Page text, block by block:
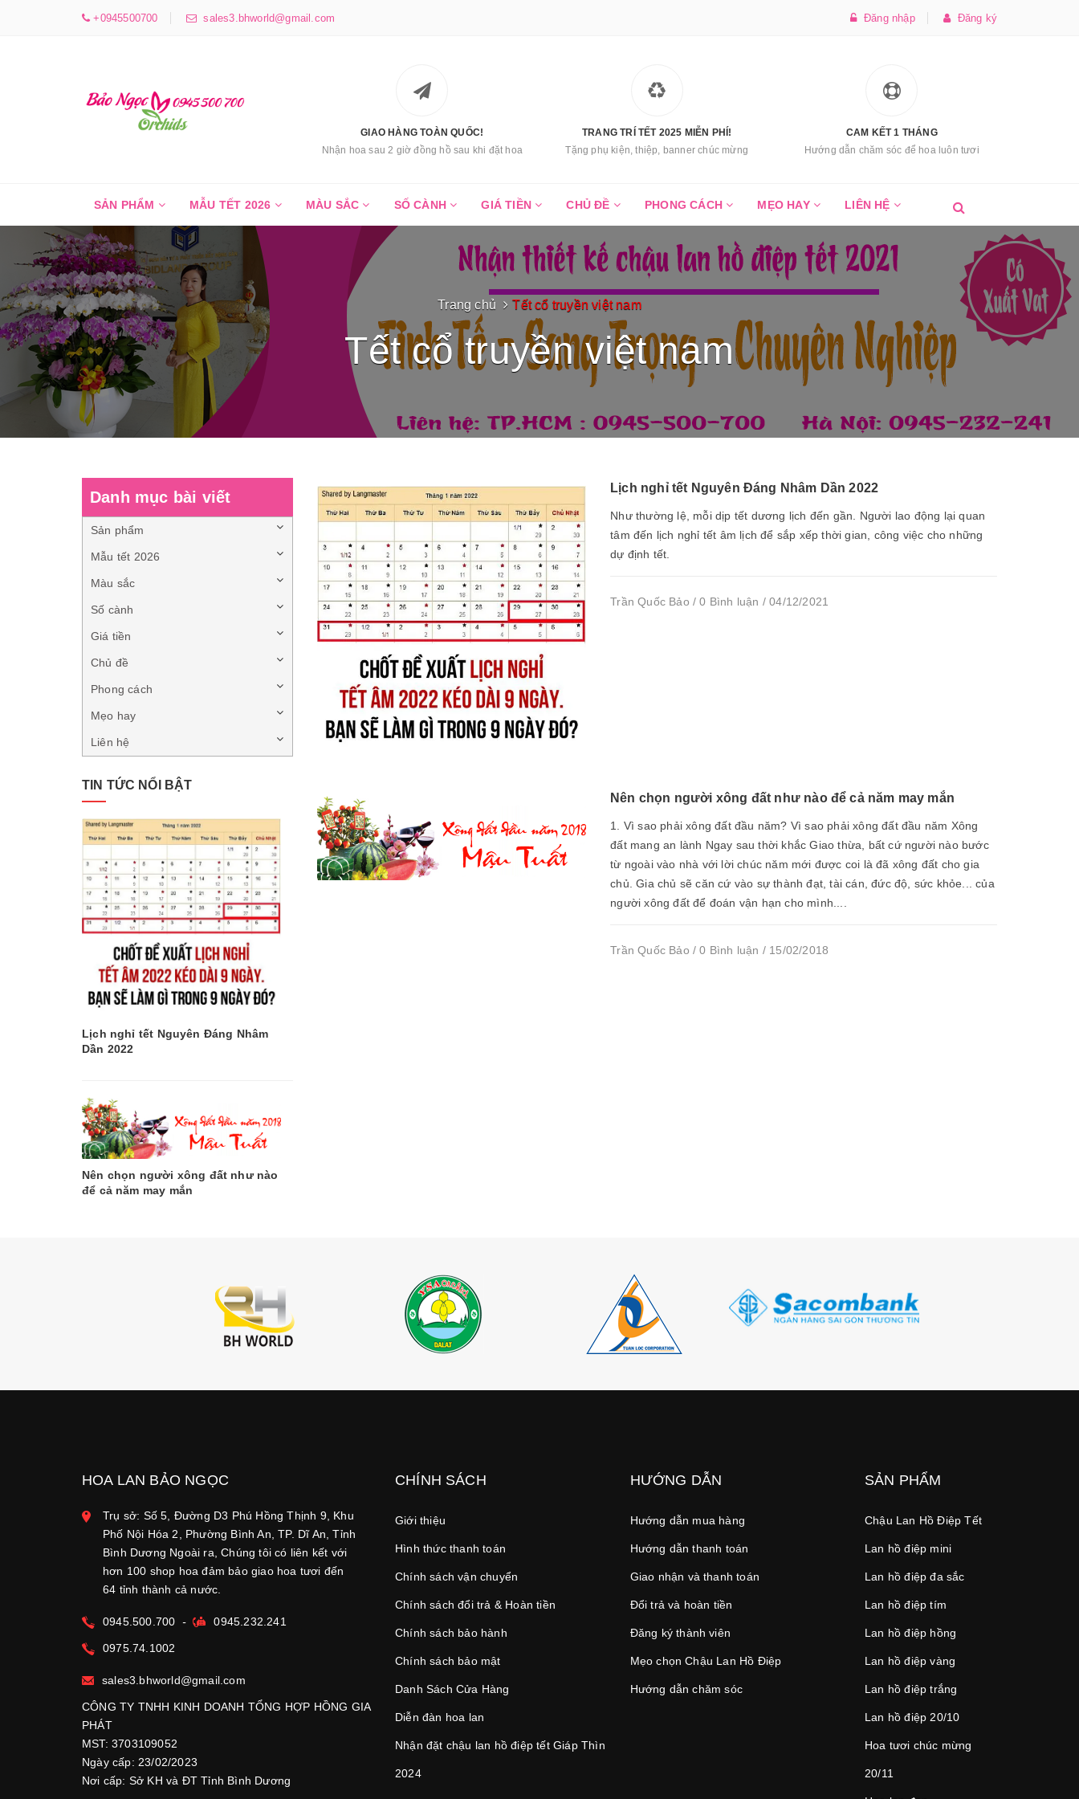
+0945500700 sales3.bhworld@gmail.com Đăng nhập Đăng ký
GIAO HÀNG TOÀN QUỐC!
Nhận hoa sau 2 giờ đồng hồ sau khi đặt hoa
TRANG TRÍ TẾT 2025 MIỄN PHÍ!
Tặng phụ kiện, thiệp, banner chúc mừng
CAM KẾT 1 THÁNG
Hướng dẫn chăm sóc để hoa luôn tươi
SẢN PHẨM MẪU TẾT 2026 MÀU SẮC SỐ CÀNH GIÁ TIỀN CHỦ ĐỀ PHONG CÁCH MẸO HAY LIÊN HỆ
Trang chủ Tết cổ truyền việt nam
Tết cổ truyền việt nam
Lịch nghỉ tết Nguyên Đáng Nhâm Dần 2022
Như thường lệ, mỗi dịp tết dương lịch đến gần. Người lao động lại quan
tâm đến lịch nghỉ tết âm lịch để sắp xếp thời gian, công việc cho những
dự định tết.
Trần Quốc Bảo / 0 Bình luận / 04/12/2021
Nên chọn người xông đất như nào để cả năm may mắn
1. Vì sao phải xông đất đầu năm? Vì sao phải xông đất đầu năm Xông
đất mang an lành Ngay sau thời khắc Giao thừa, bất cứ người nào bước
từ ngoài vào nhà với lời chúc năm mới được coi là đã xông đất cho gia
chủ. Gia chủ sẽ căn cứ vào sự thành đạt, tài cán, đức độ, sức khỏe... của
người xông đất để đoán vận hạn cho mình....
Trần Quốc Bảo / 0 Bình luận / 15/02/2018
Danh mục bài viết
Sản phẩm
Mẫu tết 2026
Màu sắc
Số cành
Giá tiền
Chủ đề
Phong cách
Mẹo hay
Liên hệ
TIN TỨC NỔI BẬT
Lịch nghỉ tết Nguyên Đáng Nhâm
Dần 2022
Nên chọn người xông đất như nào
để cả năm may mắn
HOA LAN BẢO NGỌC
Trụ sở: Số 5, Đường D3 Phú Hồng Thịnh 9, Khu
Phố Nội Hóa 2, Phường Bình An, TP. Dĩ An, Tỉnh
Bình Dương Ngoài ra, Chúng tôi có liên kết với
hơn 100 shop hoa đảm bảo giao hoa tươi đến
64 tỉnh thành cả nước.
0945.500.700 - 0945.232.241
0975.74.1002
sales3.bhworld@gmail.com
CÔNG TY TNHH KINH DOANH TỔNG HỢP HỒNG GIA
PHÁT
MST: 3703109052
Ngày cấp: 23/02/2023
Nơi cấp: Sở KH và ĐT Tỉnh Bình Dương
CHÍNH SÁCH
Giới thiệu
Hình thức thanh toán
Chính sách vận chuyển
Chính sách đổi trả & Hoàn tiền
Chính sách bảo hành
Chính sách bảo mật
Danh Sách Cửa Hàng
Diễn đàn hoa lan
Nhận đặt chậu lan hồ điệp tết Giáp Thìn
2024
HƯỚNG DẪN
Hướng dẫn mua hàng
Hướng dẫn thanh toán
Giao nhận và thanh toán
Đổi trả và hoàn tiền
Đăng ký thành viên
Mẹo chọn Chậu Lan Hồ Điệp
Hướng dẫn chăm sóc
SẢN PHẨM
Chậu Lan Hồ Điệp Tết
Lan hồ điệp mini
Lan hồ điệp đa sắc
Lan hồ điệp tím
Lan hồ điệp hồng
Lan hồ điệp vàng
Lan hồ điệp trắng
Lan hồ điệp 20/10
Hoa tươi chúc mừng
20/11